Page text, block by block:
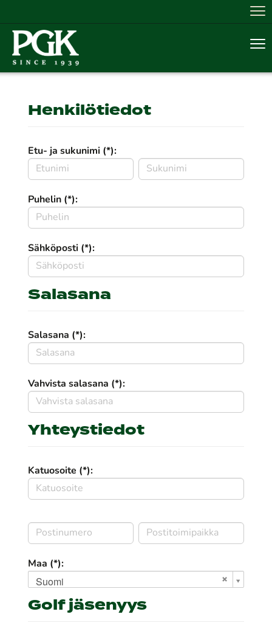
Henkilötiedot
Etu- ja sukunimi (*):
Puhelin (*):
Sähköposti (*):
Salasana
Salasana (*):
Vahvista salasana (*):
Yhteystiedot
Katuosoite (*):
Maa (*):
Suomi
Golf jäsenyys